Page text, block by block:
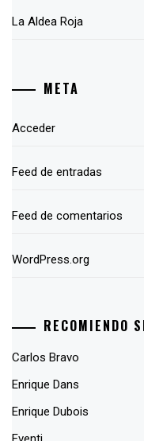
La Aldea Roja
META
Acceder
Feed de entradas
Feed de comentarios
WordPress.org
RECOMIENDO
Carlos Bravo
Enrique Dans
Enrique Dubois